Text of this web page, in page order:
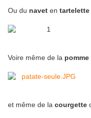
Ou du navet en tartelette
Voire même de la
et même de la courgette